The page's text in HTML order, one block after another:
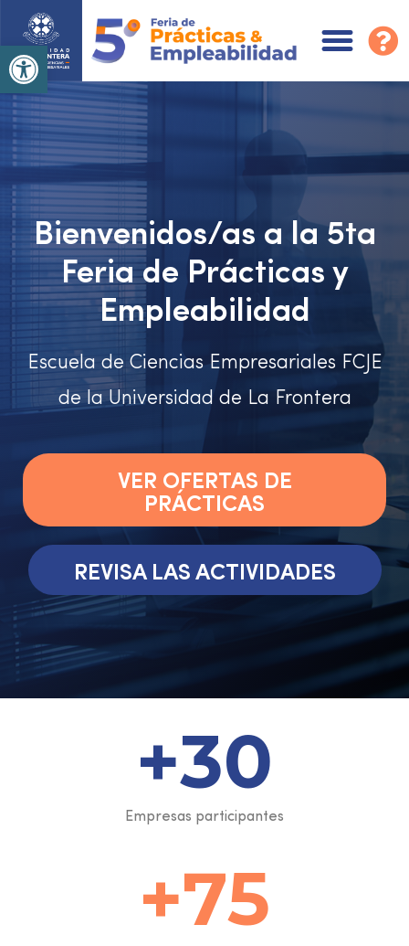
Abrir barra de herramientas
Bienvenidos/as a la 5ta
Feria de Prácticas y
Empleabilidad
Escuela de Ciencias Empresariales FCJE
de la Universidad de La Frontera
VER OFERTAS DE
PRÁCTICAS
REVISA LAS ACTIVIDADES
+30
Empresas participantes
+75